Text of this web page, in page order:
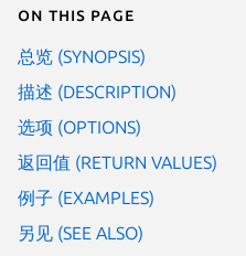
On this page
总览 (SYNOPSIS)
描述 (DESCRIPTION)
选项 (OPTIONS)
返回值 (RETURN VALUES)
例子 (EXAMPLES)
另见 (SEE ALSO)